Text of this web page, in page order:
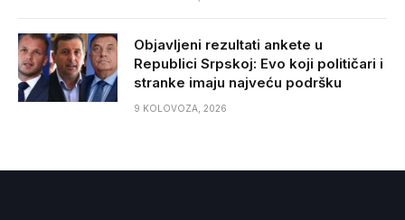
Objavljeni rezultati ankete u
Republici Srpskoj: Evo koji političari i
stranke imaju najveću podršku
9 KOLOVOZA, 2026